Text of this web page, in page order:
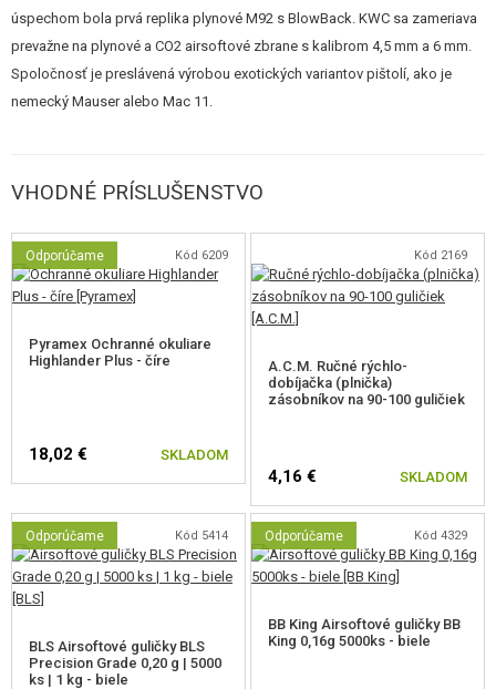
úspechom bola prvá replika plynové M92 s BlowBack. KWC sa zameriava
prevažne na plynové a CO2 airsoftové zbrane s kalibrom 4,5 mm a 6 mm.
Spoločnosť je preslávená výrobou exotických variantov pištolí, ako je
nemecký Mauser alebo Mac 11.
VHODNÉ PRÍSLUŠENSTVO
Odporúčame Kód 6209
Pyramex Ochranné okuliare
Highlander Plus - číre
18,02 € SKLADOM
Kód 2169
A.C.M. Ručné rýchlo-
dobíjačka (plnička)
zásobníkov na 90-100 guličiek
4,16 € SKLADOM
Odporúčame Kód 5414
BLS Airsoftové guličky BLS
Precision Grade 0,20 g | 5000
ks | 1 kg - biele
Odporúčame Kód 4329
BB King Airsoftové guličky BB
King 0,16g 5000ks - biele